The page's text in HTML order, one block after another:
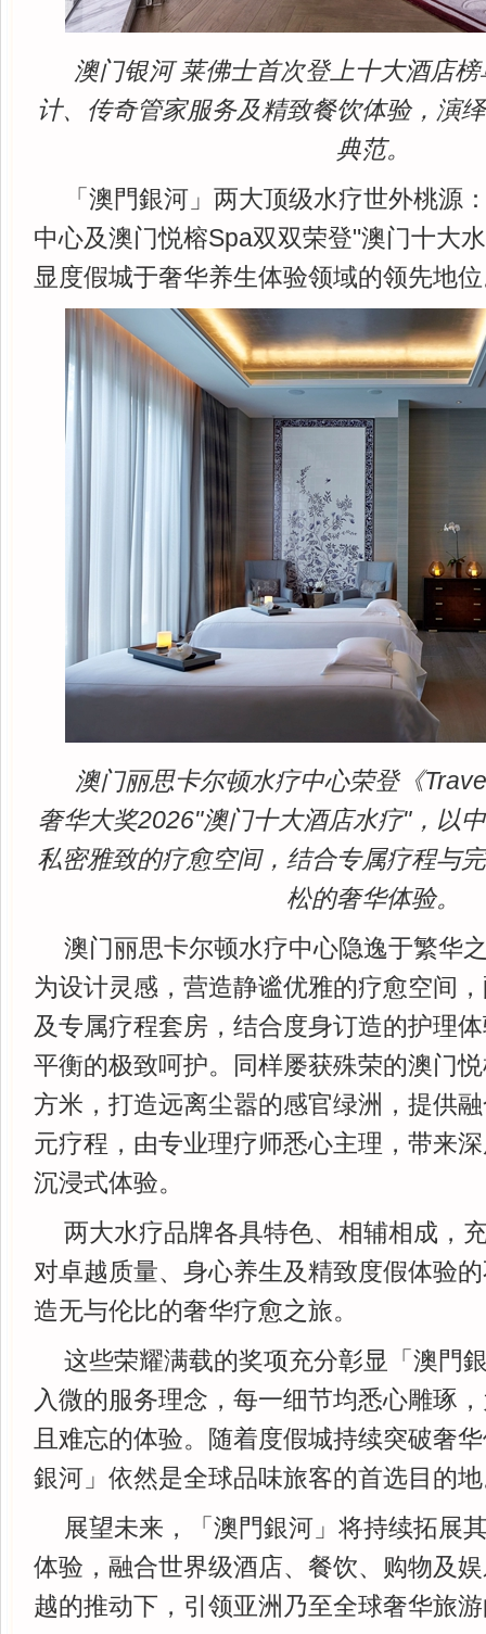
澳门银河 莱佛士首次登上十大酒店
计、传奇管家服务及精致餐饮体验，演
典范。
「澳門銀河」两大顶级水疗世外桃源
中心及澳门悦榕Spa双双荣登"澳门十大
显度假城于奢华养生体验领域的领先地
澳门丽思卡尔顿水疗中心荣登《
奢华大奖2026"澳门十大酒店水疗"，以
私密雅致的疗愈空间，结合专属疗程与
松的奢华体验。
澳门丽思卡尔顿水疗中心隐逸于繁华
为设计灵感，营造静谧优雅的疗愈空间
及专属疗程套房，结合度身订造的护理
平衡的极致呵护。同样屡获殊荣的澳门
方米，打造远离尘嚣的感官绿洲，提供
元疗程，由专业理疗师悉心主理，带来
沉浸式体验。
两大水疗品牌各具特色、相辅相成，
对卓越质量、身心养生及精致度假体验
造无与伦比的奢华疗愈之旅。
这些荣耀满载的奖项充分彰显「澳門
入微的服务理念，每一细节均悉心雕琢
且难忘的体验。随着度假城持续突破奢
銀河」依然是全球品味旅客的首选目的
展望未来，「澳門銀河」将持续拓展
体验，融合世界级酒店、餐饮、购物及
越的推动下，引领亚洲乃至全球奢华旅